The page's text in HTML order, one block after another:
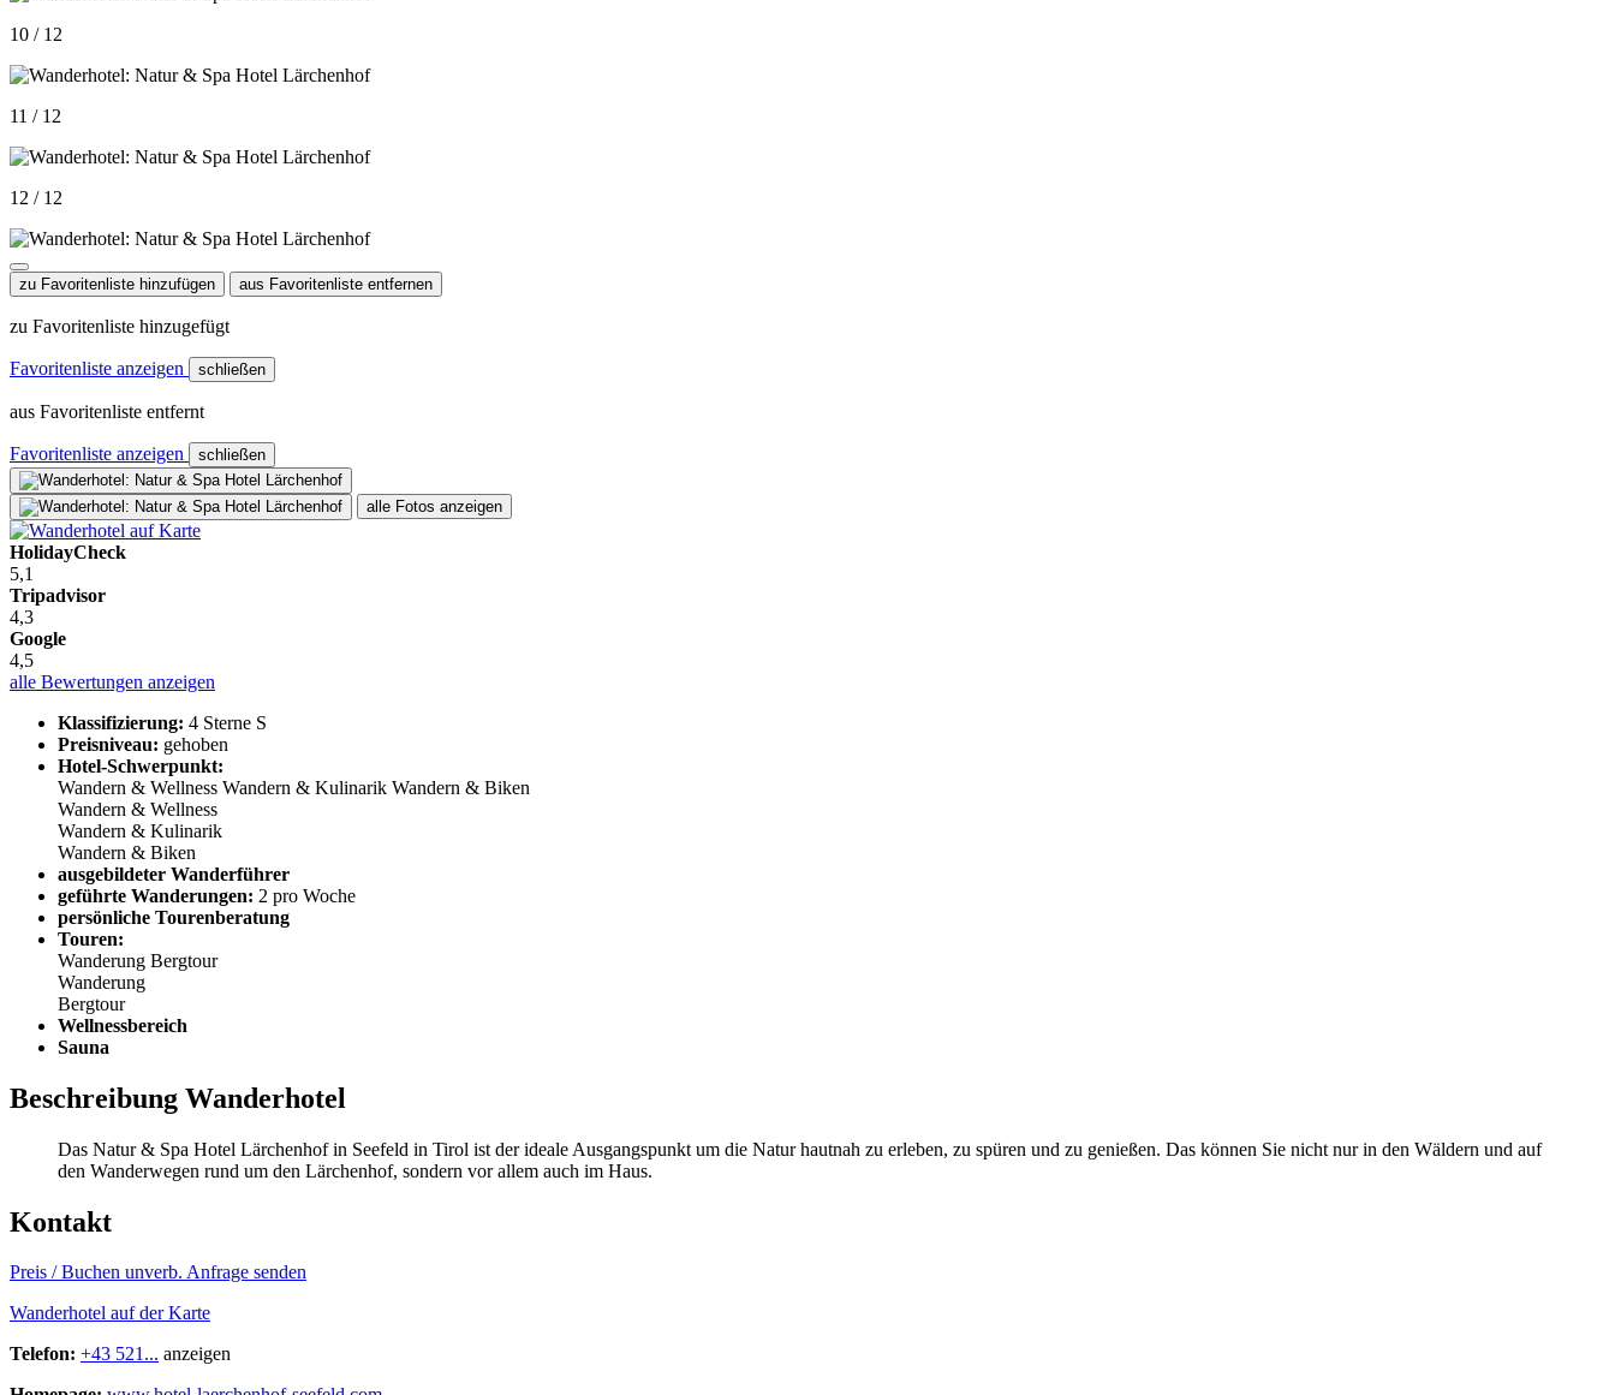
10 / 12
11 / 12
12 / 12
zu Favoritenliste hinzufügen aus Favoritenliste entfernen
zu Favoritenliste hinzugefügt
Favoritenliste anzeigen schließen
aus Favoritenliste entfernt
Favoritenliste anzeigen schließen
alle Fotos anzeigen
HolidayCheck
5,1
Tripadvisor
4,3
Google
4,5
alle Bewertungen anzeigen
Klassifizierung: 4 Sterne S
Preisniveau: gehoben
Hotel-Schwerpunkt:
Wandern & Wellness Wandern & Kulinarik Wandern & Biken
Wandern & Wellness
Wandern & Kulinarik
Wandern & Biken
ausgebildeter Wanderführer
geführte Wanderungen: 2 pro Woche
persönliche Tourenberatung
Touren:
Wanderung Bergtour
Wanderung
Bergtour
Wellnessbereich
Sauna
Beschreibung Wanderhotel
Das Natur & Spa Hotel Lärchenhof in Seefeld in Tirol ist der ideale Ausgangspunkt um die Natur hautnah zu erleben, zu spüren und zu genießen. Das können Sie nicht nur in den Wäldern und auf
den Wanderwegen rund um den Lärchenhof, sondern vor allem auch im Haus.
Kontakt
Preis / Buchen unverb. Anfrage senden
Wanderhotel auf der Karte
Telefon: +43 521... anzeigen